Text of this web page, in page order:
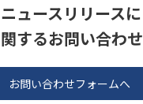
ニュースリリースに
関するお問い合わせ
お問い合わせフォームへ